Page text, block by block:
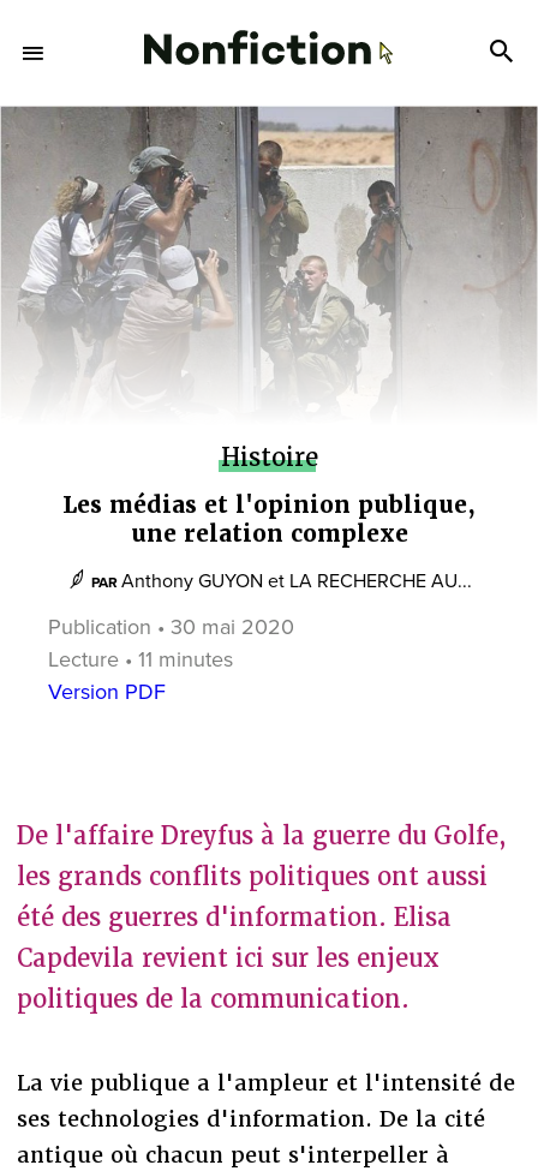
Histoire
Les médias et l'opinion publique,
une relation complexe
PAR Anthony GUYON et LA RECHERCHE AU...
Publication • 30 mai 2020
Lecture • 11 minutes
Version PDF
De l'affaire Dreyfus à la guerre du Golfe,
les grands conflits politiques ont aussi
été des guerres d'information. Elisa
Capdevila revient ici sur les enjeux
politiques de la communication.
La vie publique a l'ampleur et l'intensité de
ses technologies d'information. De la cité
antique où chacun peut s'interpeller à